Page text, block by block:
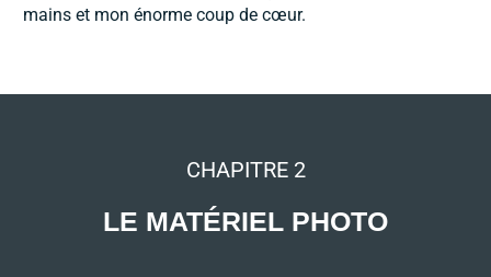
mains et mon énorme coup de cœur.
CHAPITRE 2
LE MATÉRIEL PHOTO